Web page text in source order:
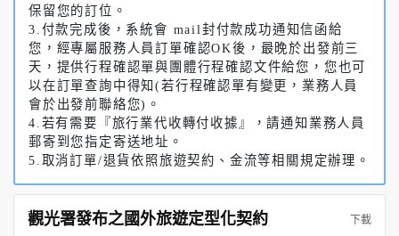
保留您的訂位。
3.付款完成後，系統會 mail封付款成功通知信函給
您，經專屬服務人員訂單確認OK後，最晚於出發前三
天，提供行程確認單與團體行程確認文件給您，您也可
以在訂單查詢中得知(若行程確認單有變更，業務人員
會於出發前聯絡您)。
4.若有需要『旅行業代收轉付收據』，請通知業務人員
郵寄到您指定寄送地址。
5.取消訂單/退貨依照旅遊契約、金流等相關規定辦理。
觀光署發布之國外旅遊定型化契約 下載